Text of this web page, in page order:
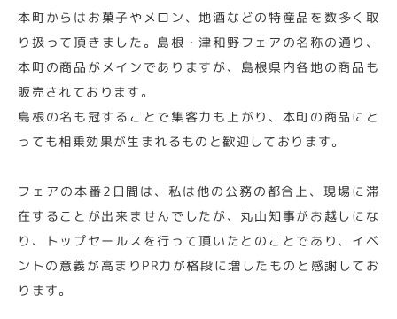
本町からはお菓子やメロン、地酒などの特産品を数多く取
り扱って頂きました。島根・津和野フェアの名称の通り、
本町の商品がメインでありますが、島根県内各地の商品も
販売されております。
島根の名も冠することで集客力も上がり、本町の商品にと
っても相乗効果が生まれるものと歓迎しております。
フェアの本番2日間は、私は他の公務の都合上、現場に滞
在することが出来ませんでしたが、丸山知事がお越しにな
り、トップセールスを行って頂いたとのことであり、イベ
ントの意義が高まりPR力が格段に増したものと感謝してお
ります。